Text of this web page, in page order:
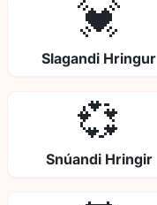
💓
Slagandi Hringur
💞
Snúandi Hringir